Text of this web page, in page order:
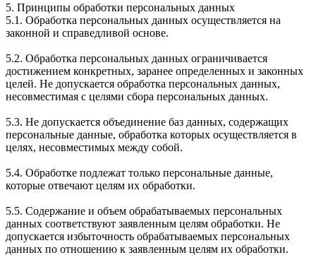
5. Принципы обработки персональных данных
5.1. Обработка персональных данных осуществляется на
законной и справедливой основе.
5.2. Обработка персональных данных ограничивается
достижением конкретных, заранее определенных и законных
целей. Не допускается обработка персональных данных,
несовместимая с целями сбора персональных данных.
5.3. Не допускается объединение баз данных, содержащих
персональные данные, обработка которых осуществляется в
целях, несовместимых между собой.
5.4. Обработке подлежат только персональные данные,
которые отвечают целям их обработки.
5.5. Содержание и объем обрабатываемых персональных
данных соответствуют заявленным целям обработки. Не
допускается избыточность обрабатываемых персональных
данных по отношению к заявленным целям их обработки.